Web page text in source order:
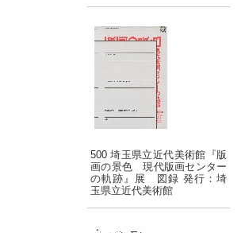
500 埼玉県立近代美術館『版
画の景色 現代版画センター
の軌跡』展 図録 発行：埼
玉県立近代美術館